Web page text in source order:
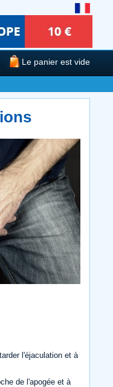
Le panier est vide
l'éjaculation et à
de l'apogée et à